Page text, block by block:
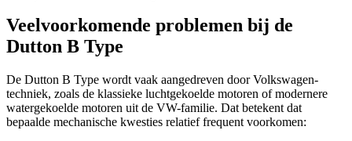
Veelvoorkomende problemen bij de
Dutton B Type
De Dutton B Type wordt vaak aangedreven door Volkswagen-
techniek, zoals de klassieke luchtgekoelde motoren of modernere
watergekoelde motoren uit de VW-familie. Dat betekent dat
bepaalde mechanische kwesties relatief frequent voorkomen: